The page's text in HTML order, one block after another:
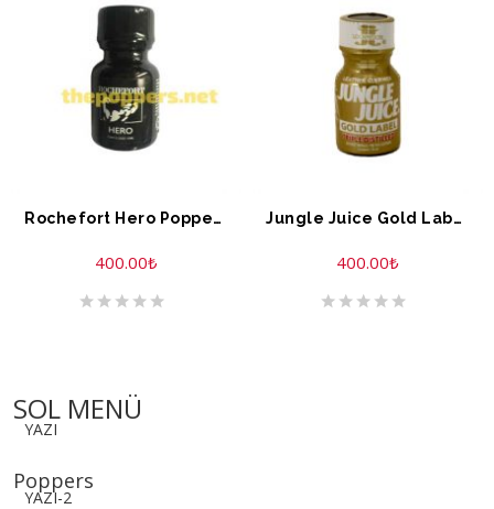
Rochefort Hero Poppers 10 ML
400.00₺
Jungle Juice Gold Label Extreme Formule 10 ML
400.00₺
SOL MENÜ
YAZI
Poppers
YAZI-2